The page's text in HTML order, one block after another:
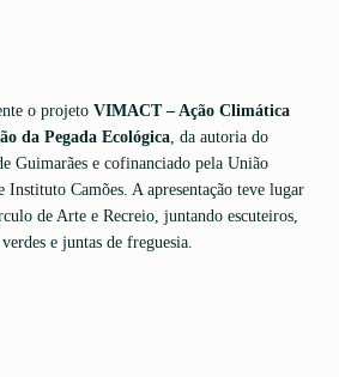
o projeto VIMACT – Ação Climática
da Pegada Ecológica, da autoria do
Guimarães e cofinanciado pela União
Camões. A apresentação teve lugar
de Arte e Recreio, juntando escuteiros,
e juntas de freguesia.